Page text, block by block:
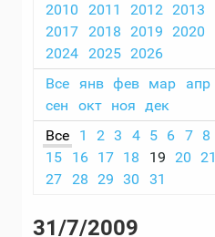
2010
2011 2012 2013
2017
2018 2019 2020
2024
2025
2026
Все янв фев мар апр
сен
окт ноя дек
Все
1 2 3 4 5 6 7 8
15
16 17 18 19 20 21
27
28 29 30 31
31/7/2009